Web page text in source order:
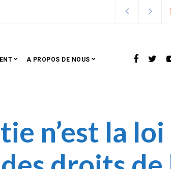
– 2027
A PROPOS DE NOUS
n’est la loi